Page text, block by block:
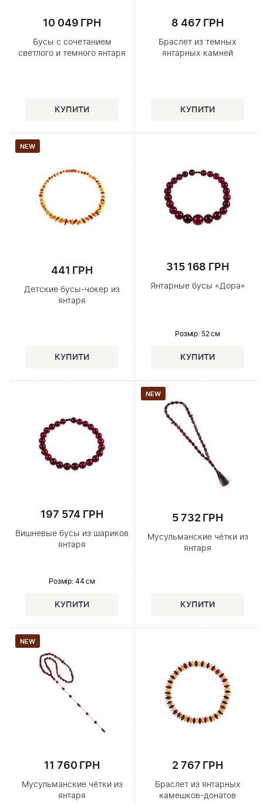
10 049 ГРН
Бусы с сочетанием
светлого и темного янтаря
8 467 ГРН
Браслет из темных
янтарных камней
NEW
441 ГРН
Детские бусы-чокер из
янтаря
315 168 ГРН
Янтарные бусы «Дора»
Розмір: 52 см
197 574 ГРН
Вишневые бусы из шариков
янтаря
Розмір: 44 см
NEW
5 732 ГРН
Мусульманские чётки из
янтаря
NEW
11 760 ГРН
Мусульманские чётки из
янтаря
2 767 ГРН
Браслет из янтарных
камешков-донатов